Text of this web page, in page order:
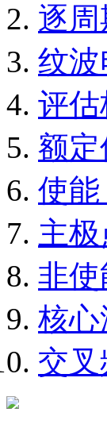
逐
纹波
评估
额定
使
主
非
核心
交